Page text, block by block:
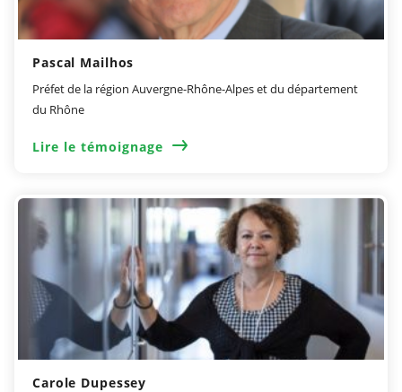
Pascal Mailhos
Préfet de la région Auvergne-Rhône-Alpes et du département
du Rhône
Lire le témoignage
Carole Dupessey